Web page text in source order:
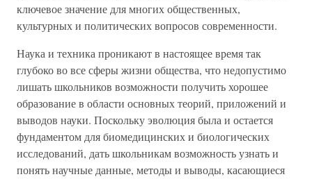
ключевое значение для многих общественных,
культурных и политических вопросов современности.
Наука и техника проникают в настоящее время так
глубоко во все сферы жизни общества, что недопустимо
лишать школьников возможности получить хорошее
образование в области основных теорий, приложений и
выводов науки. Поскольку эволюция была и остается
фундаментом для биомедицинских и биологических
исследований, дать школьникам возможность узнать и
понять научные данные, методы и выводы, касающиеся